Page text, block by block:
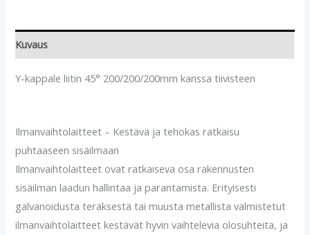
Kuvaus
Y-kappale liitin 45° 200/200/200mm kanssa tiivisteen
Ilmanvaihtolaitteet – Kestävä ja tehokas ratkaisu
puhtaaseen sisäilmaan
Ilmanvaihtolaitteet ovat ratkaiseva osa rakennusten
sisäilman laadun hallintaa ja parantamista. Erityisesti
galvanoidusta teräksestä tai muusta metallista valmistetut
ilmanvaihtolaitteet kestävät hyvin vaihtelevia olosuhteita, ja